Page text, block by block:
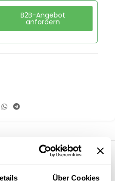
Über Cookies
B2B-Angebot
anfordern
gefallen …